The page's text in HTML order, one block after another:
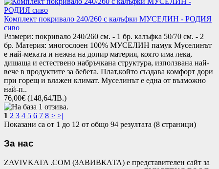
Комплект покривало 240/260 с калъфки МУСЕЛИН - РОДИЯ
сиво
Размери: покривало 240/260 см. - 1 бр. калъфка 50/70 см. - 2
бр. Материя: многослоен 100% МУСЕЛИН памук Муселинът
е най-меката и нежна на допир материя, която има лека,
дишаща и естествено набръчкана структура, използвана най-
вече в продуктите за бебета. Плат,който създава комфорт дори
при горещ и влажен климат. Муселинът е една от възможно
най-п..
76,00€ (148,64ЛВ.)
1 2 3 4 5 6 7 8 > >|
Показани са от 1 до 12 от общо 94 резултата (8 страници)
За нас
ZAVIVKATA .COM (ЗАВИВКАТА) е представителен сайт за